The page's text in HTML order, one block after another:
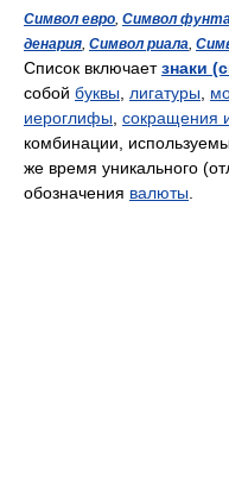
Символ евро Символ фунта
денария Символ риала
Список включаетзнаки
собой буквы лигатуры
иероглифы сокращения
комбинации,
же время уникального
обозначения валюты